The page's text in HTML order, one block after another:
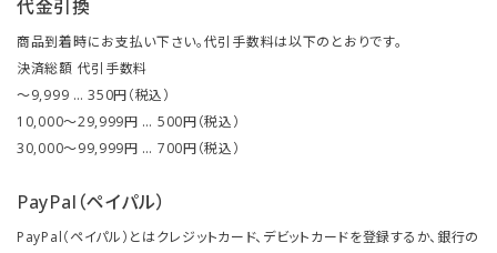
代金引換
商品到着時にお支払い下さい。代引手数料は以下のとおりです。
決済総額 代引手数料
～9,999 … 350円（税込）
10,000～29,999円 … 500円（税込）
30,000～99,999円 … 700円（税込）
PayPal（ペイパル）
PayPal（ペイパル）とはクレジットカード、デビットカードを登録するか、銀行の